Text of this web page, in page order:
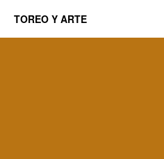
TOREO Y ARTE